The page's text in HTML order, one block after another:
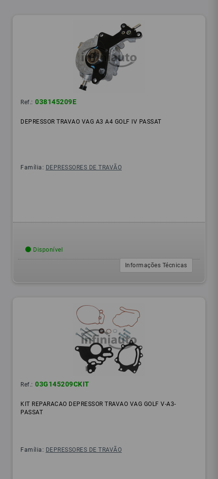
Ref.: 038145209E
DEPRESSOR TRAVAO VAG A3 A4 GOLF IV PASSAT
Família: DEPRESSORES DE TRAVÃO
Disponível
Informações Técnicas
Ref.: 03G145209CKIT
KIT REPARACAO DEPRESSOR TRAVAO VAG GOLF V-A3-
PASSAT
Família: DEPRESSORES DE TRAVÃO